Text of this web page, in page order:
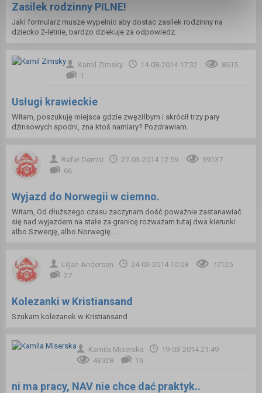
Zasilek rodzinny PILNE!
Jaki formularz musze wypelnic aby dostac zasilek rodzinny na
dziecko 2-letnie, bardzo dziekuje za odpowiedz.
Kamil Zimsky 14-08-2014 17:32
8515
1
Usługi krawieckie
Witam, poszukuję miejsca gdzie zwęziłbym i skrócił trzy pary
dżinsowych spodni, zna ktoś namiary? Pozdrawiam.
Rafał Dembi 27-03-2014 12:59
39137
66
Wyjazd do Norwegii w ciemno.
Witam, Od dłuższego czasu zaczynam dość poważnie zastanawiać
się nad wyjazdem na stałe za granicę rozważam tutaj dwa kierunki
albo Szwecję, albo Norwegię. ...
Liljan Andersen 24-03-2014 10:08
77125
27
Kolezanki w Kristiansand
Szukam kolezanek w Kristiansand
Kamila Miserska
19-03-2014 21:49
43928
16
ni ma pracy, NAV nie chce dać praktyk..